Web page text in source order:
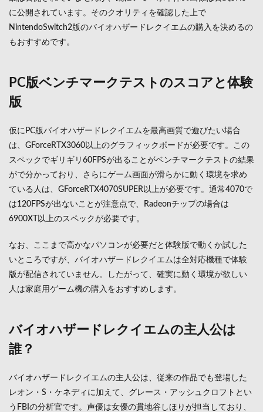
に公開されています。そのクオリティを確認した上で
NintendoSwitch2版のバイオハザードレクイエムの購入を決めるの
もおすすめです。
PC版ベンチマークテストのスコアと体験
版
仮にPC版バイオハザードレクイエムを最高画質で遊びたい場合
は、GForceRTX3060以上のグラフィックボードが必要です。この
スペックでギリギリ60FPSが出ることがベンチマークテストの結果
がで分かっており、さらにゲーム画面が滑らかに動く環境を求め
ている人は、GForceRTX4070SUPER以上が必要です。通常4070で
は120FPSが出ないことが注意点で、Radeonチップの場合は
6900XT以上のスペックが必要です。
なお、ここまで高かなパソコンが必要だと体験版で動くか試した
いところですが、バイオハザードレクイエムは全対応機種で体験
版が配信されていません。したがって、確実に動く環境が欲しい
人は家庭用ゲーム機の購入をおすすめします。
バイオハザードレクイエムの主人公は
誰？
バイオハザードレクイエムの主人公は、従来の作品でも登場した
レオン・S・ケネディに加えて、グレース・アッシュクロフトとい
うFBIの分析官です。声優は女優の貫地谷しほりが担当しており、